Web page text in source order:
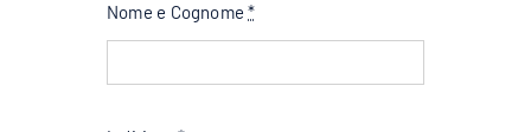
Nome e Cognome*